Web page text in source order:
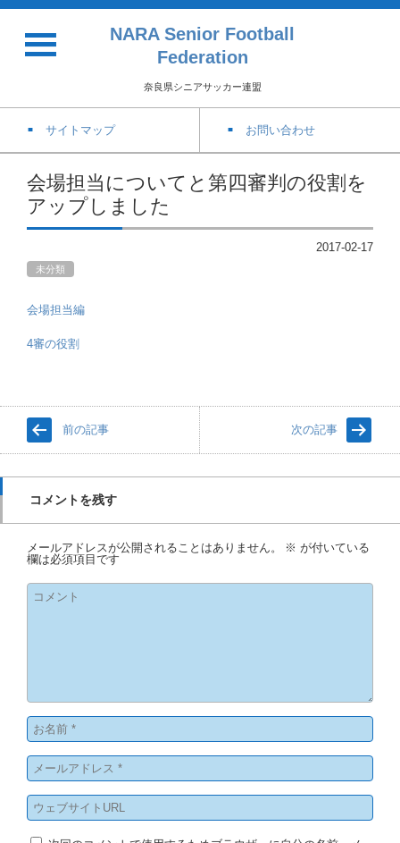
NARA Senior Football
Federation
奈良県シニアサッカー連盟
サイトマップ お問い合わせ
会場担当についてと第四審判の役割を
アップしました
2017-02-17
未分類
会場担当編
4審の役割
前の記事 次の記事
コメントを残す
メールアドレスが公開されることはありません。 ※ が付いている
欄は必須項目です